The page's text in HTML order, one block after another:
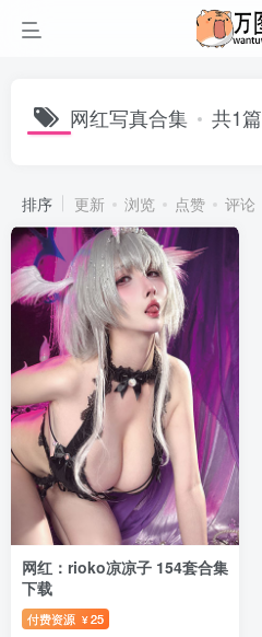
网红写真合集 共1篇
排序 更新 浏览 点赞 评论
网红：rioko凉凉子 154套合集
下载
付费资源 ¥25